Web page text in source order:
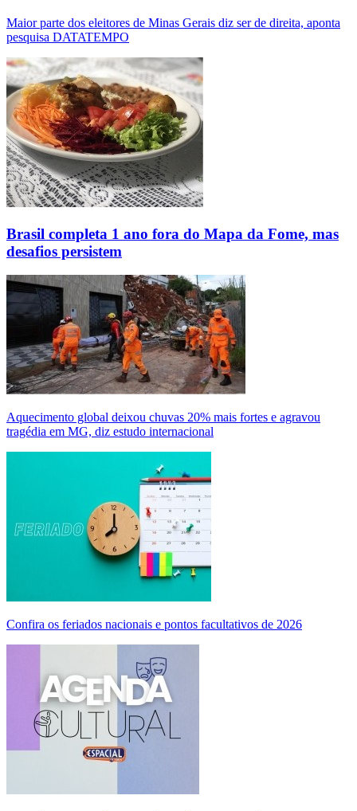
Maior parte dos eleitores de Minas Gerais diz ser de direita, aponta
pesquisa DATATEMPO
Brasil completa 1 ano fora do Mapa da Fome, mas
desafios persistem
Aquecimento global deixou chuvas 20% mais fortes e agravou
tragédia em MG, diz estudo internacional
Confira os feriados nacionais e pontos facultativos de 2026